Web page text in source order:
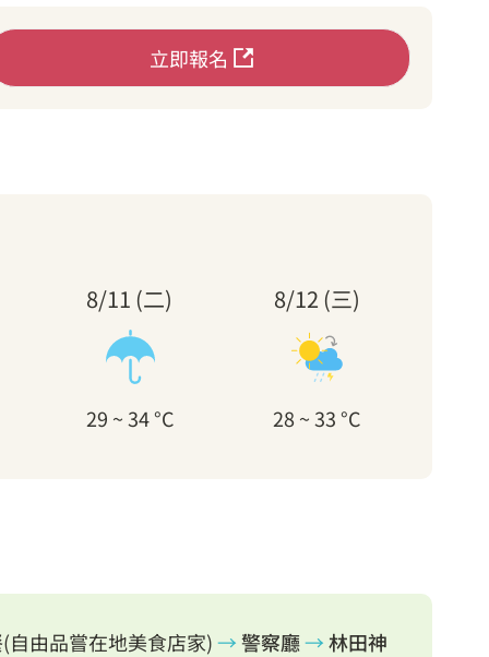
立即報名
8/11 (二)
29 ~ 34 °C
8/12 (三)
28 ~ 33 °C
(自由品嘗在地美食店家)→警察廳→林田神